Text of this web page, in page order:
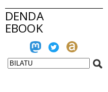
DENDA
EBOOK